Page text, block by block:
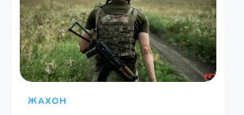
ЖАХОН